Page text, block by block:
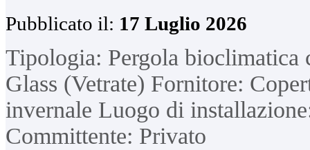
Pubblicato il: 17 Luglio 2026
Tipologia: Pergola
Glass (Vetrate) Fornitore:
invernale Luogo di
Committente: Privato